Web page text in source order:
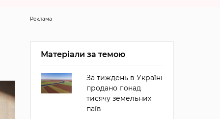
Реклама
Матеріали за темою
За тиждень в Україні
продано понад
тисячу земельних
паїв